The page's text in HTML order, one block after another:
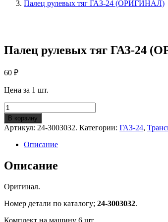
Палец рулевых тяг ГАЗ-24 (ОРИГИНАЛ)
Палец рулевых тяг ГАЗ-24
60 ₽
Цена за 1 шт.
Количество
Палец
рулевых
тяг
ГАЗ-24
(ОРИГИНАЛ)
В корзину
Артикул: 24-3003032. Категории: ГАЗ-24,
Описание
Описание
Оригинал.
Номер детали по каталогу; 24-3003032.
Комплект на машину 6 шт.